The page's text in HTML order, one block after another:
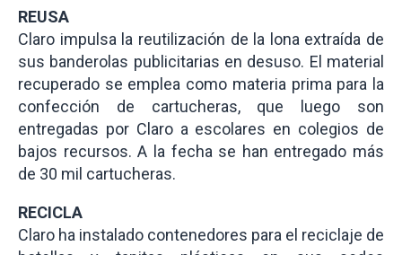
REUSA
Claro impulsa la reutilización de la lona extraída de
sus banderolas publicitarias en desuso. El material
recuperado se emplea como materia prima para la
confección de cartucheras, que luego son
entregadas por Claro a escolares en colegios de
bajos recursos. A la fecha se han entregado más
de 30 mil cartucheras.
RECICLA
Claro ha instalado contenedores para el reciclaje de